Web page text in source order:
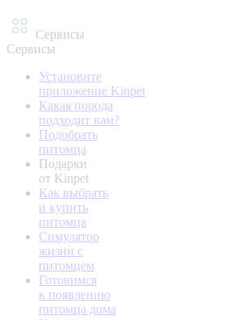
Сервисы
Сервисы
Установите
приложение Kinpet
Какая порода
подходит вам?
Подобрать
питомца
Подарки
от Kinpet
Как выбрать
и купить
питомца
Симулятор
жизни с
питомцем
Готовимся
к появлению
питомца дома